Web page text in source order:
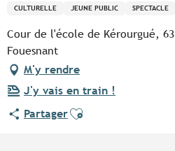
CULTURELLE JEUNE PUBLIC SPECTACLE
Cour de l'école de Kérourgué,
Fouesnant
M'y rendre
J'y vais en train !
PartagerAjouter aux favoris